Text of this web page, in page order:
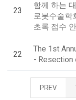
23
함께 하는
로봇수술학
초록 접수
22
The 1st
- Resection
PREV